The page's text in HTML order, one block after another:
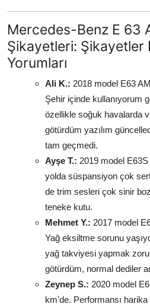
Mercedes-Benz E 63
Şikayetleri: Şikayetler
Yorumları
Ali K.: 2018 model E63
Şehir içinde kullanıyorum
özellikle soğuk havalarda
götürdüm yazılım
tam geçmedi.
Ayşe T.: 2019 model
yolda süspansiyon çok
de trim sesleri çok sinir
teneke kutu.
Mehmet Y.: 2017 model
Yağ eksiltme sorunu
yağ takviyesi yapmak
götürdüm, normal dediler
Zeynep S.: 2020 model
km'de. Performansı